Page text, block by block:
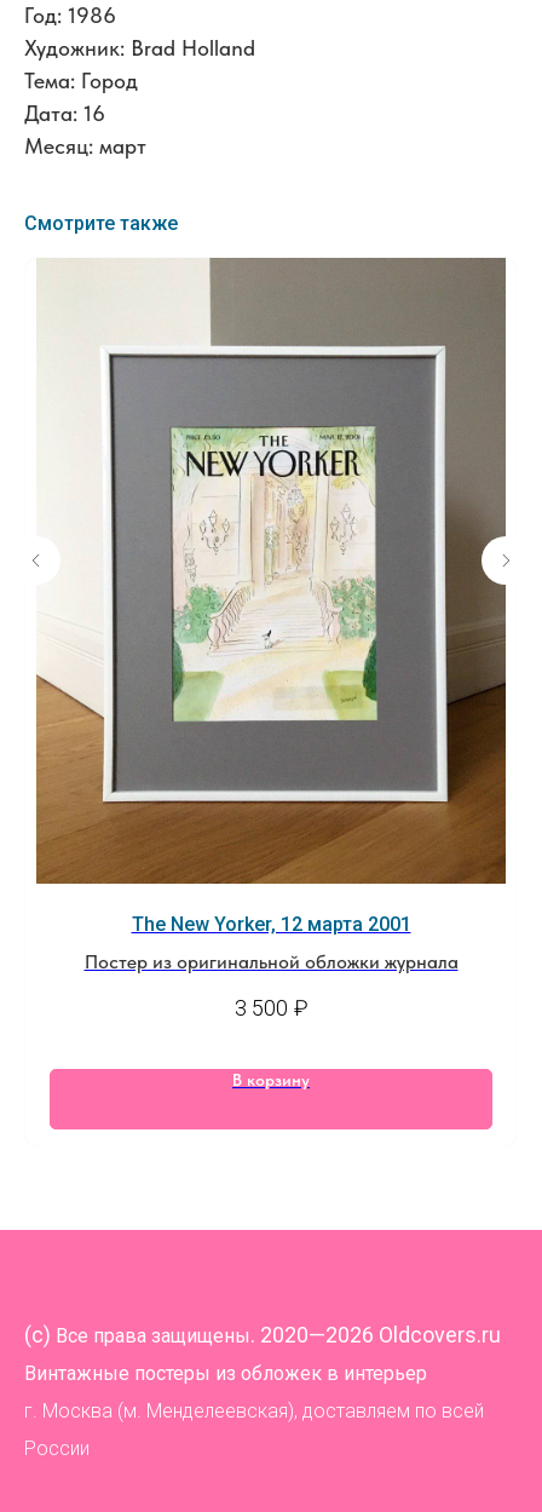
Год: 1986
Художник: Brad Holland
Тема: Город
Дата: 16
Месяц: март
Смотрите также
The New Yorker, 12 марта 2001
Постер из оригинальной обложки журнала
3 500 ₽
В корзину
(c) Все права защищены. 2020—2026 Oldcovers.ru
Винтажные постеры из обложек в интерьер
г. Москва (м. Менделеевская), доставляем по всей
России